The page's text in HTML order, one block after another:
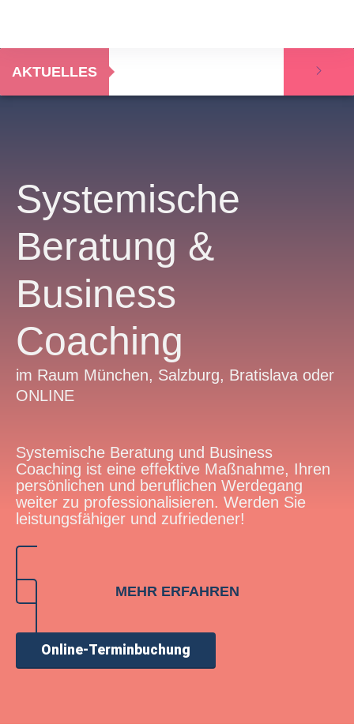
AKTUELLES
Systemi­sche
Beratung &
Business
Coaching
im Raum München, Salzburg, Bratislava oder
ONLINE
Systemische Beratung und Business
Coaching ist eine effektive Maßnahme, Ihren
persönlichen und beruflichen Werdegang
weiter zu professionalisieren. Werden Sie
leistungsfähiger und zufriedener!
MEHR ERFAHREN
Online-Terminbuchung